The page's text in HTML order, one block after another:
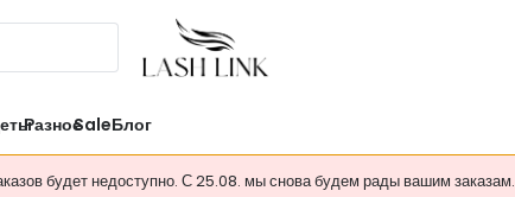
РазноеSaleБлог
будет недоступно. С 25.08. мы снова будем рады вашим заказам.